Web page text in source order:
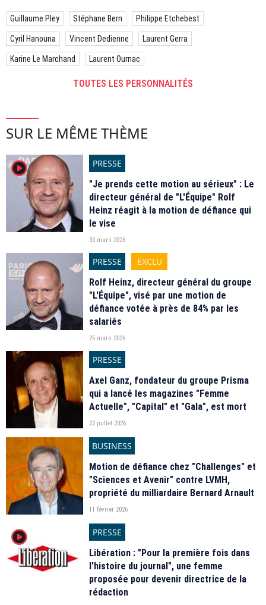
Guillaume Pley Stéphane Bern Philippe Etchebest
Cyril Hanouna Vincent Dedienne Laurent Gerra
Karine Le Marchand Laurent Ournac
TOUTES LES PERSONNALITÉS
SUR LE MÊME THÈME
player2
PRESSE
"Je prends cette motion au sérieux" : Le
directeur général de "L'Équipe" Rolf
Heinz réagit à la motion de défiance qui
le vise
30 mars 2026
PRESSE
EXCLU
Rolf Heinz, directeur général du groupe
"L'Équipe", visé par une motion de
défiance votée à près de 84% par les
salariés
25 mars 2026
PRESSE
Axel Ganz, fondateur du groupe Prisma
qui a lancé les magazines "Femme
Actuelle", "Capital" et "Gala", est mort
22 juillet 2026
BUSINESS
Motion de défiance chez "Challenges" et
"Sciences et Avenir" contre LVMH,
propriété du milliardaire Bernard Arnault
11 février 2026
player2
PRESSE
Libération : "Pour la première fois dans
l'histoire du journal", une femme
proposée pour devenir directrice de la
rédaction